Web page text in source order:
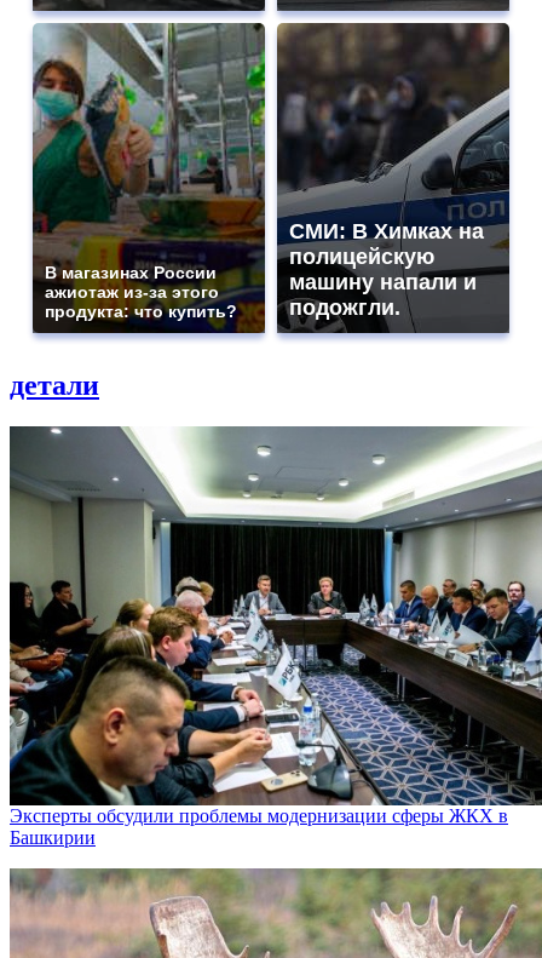
В магазинах России
ажиотаж из-за этого
продукта: что купить?
СМИ: В Химках на
полицейскую
машину напали и
подожгли.
детали
Эксперты обсудили проблемы модернизации сферы ЖКХ в
Башкирии